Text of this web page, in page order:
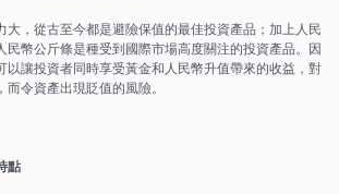
大，從古至今都是避險保值的最佳投資產品；加上人民
民幣公斤條是種受到國際市場高度關注的投資產品。因
以讓投資者同時享受黃金和人民幣升值帶來的收益，對
令資產出現貶值的風險。
點